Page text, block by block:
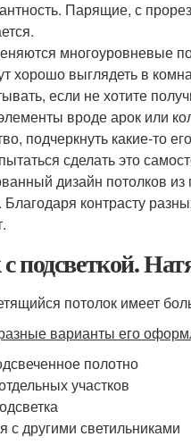
Парящие, с
многоуровневые
хорошо выглядеть в
если не хотите
вроде арок или
подчеркнуть какие-то
сделать это
дизайн потолков
Благодаря контрасту
подсветкой.
потолок имеет
варианты его
полотно
участков
с другими светильниками